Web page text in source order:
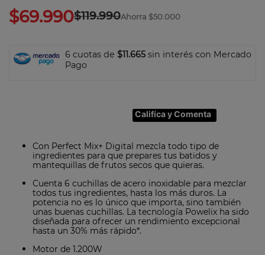
$119.990
$69.990 Ahorra $50.000
6 cuotas de $11.665 sin interés con Mercado
Pago
Califíca y Comenta
Con Perfect Mix+ Digital mezcla todo tipo de
ingredientes para que prepares tus batidos y
mantequillas de frutos secos que quieras.
Cuenta 6 cuchillas de acero inoxidable para mezclar
todos tus ingredientes, hasta los más duros. La
potencia no es lo único que importa, sino también
unas buenas cuchillas. La tecnología Powelix ha sido
diseñada para ofrecer un rendimiento excepcional
hasta un 30% más rápido*.
Motor de 1.200W
10. excellence